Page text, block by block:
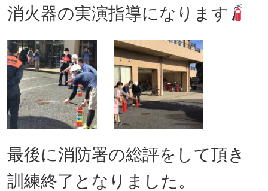
消火器の実演指導になります
最後に消防署の総評をして頂き
訓練終了となりました。